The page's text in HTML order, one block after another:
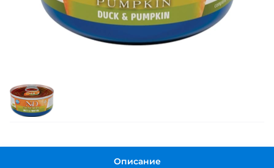
Описание